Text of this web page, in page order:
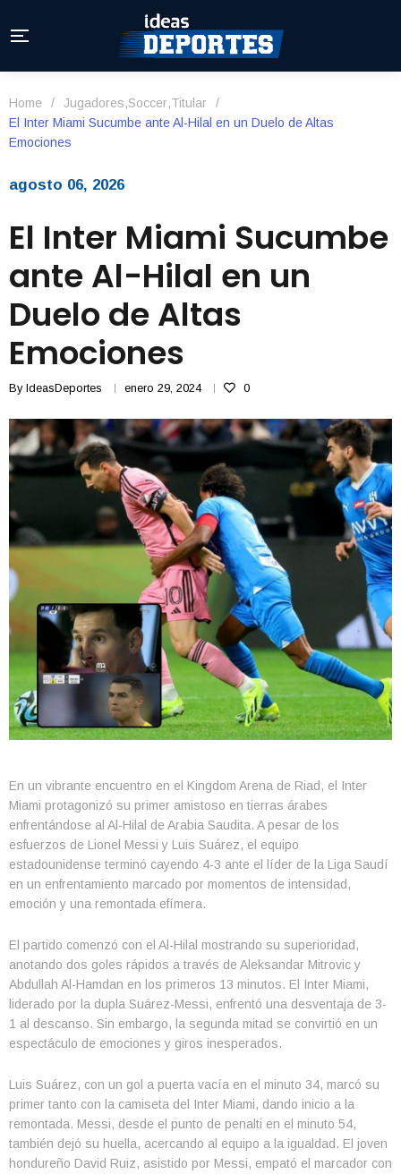
Home / Jugadores,Soccer,Titular
/
El Inter Miami Sucumbe ante Al-Hilal en un Duelo de Altas
Emociones
agosto 06, 2026
El Inter Miami Sucumbe
ante Al-Hilal en un
Duelo de Altas
Emociones
By IdeasDeportes enero 29, 2024 0
En un vibrante encuentro en el Kingdom Arena de Riad, el Inter
Miami protagonizó su primer amistoso en tierras árabes
enfrentándose al Al-Hilal de Arabia Saudita. A pesar de los
esfuerzos de Lionel Messi y Luis Suárez, el equipo
estadounidense terminó cayendo 4-3 ante el líder de la Liga Saudí
en un enfrentamiento marcado por momentos de intensidad,
emoción y una remontada efímera.
El partido comenzó con el Al-Hilal mostrando su superioridad,
anotando dos goles rápidos a través de Aleksandar Mitrovic y
Abdullah Al-Hamdan en los primeros 13 minutos. El Inter Miami,
liderado por la dupla Suárez-Messi, enfrentó una desventaja de 3-
1 al descanso. Sin embargo, la segunda mitad se convirtió en un
espectáculo de emociones y giros inesperados.
Luis Suárez, con un gol a puerta vacía en el minuto 34, marcó su
primer tanto con la camiseta del Inter Miami, dando inicio a la
remontada. Messi, desde el punto de penalti en el minuto 54,
también dejó su huella, acercando al equipo a la igualdad. El joven
hondureño David Ruiz, asistido por Messi, empató el marcador con